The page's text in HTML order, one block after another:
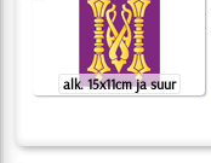
alk. 15x11cm ja suur